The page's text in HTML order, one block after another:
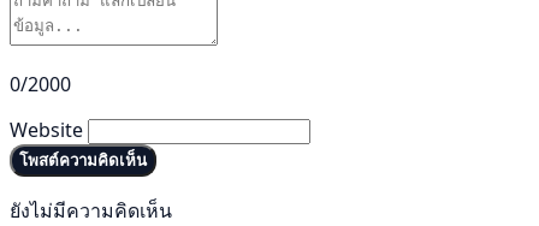
0/2000
Website
โพสต์ความคิดเห็น
ยังไม่มีความคิดเห็น